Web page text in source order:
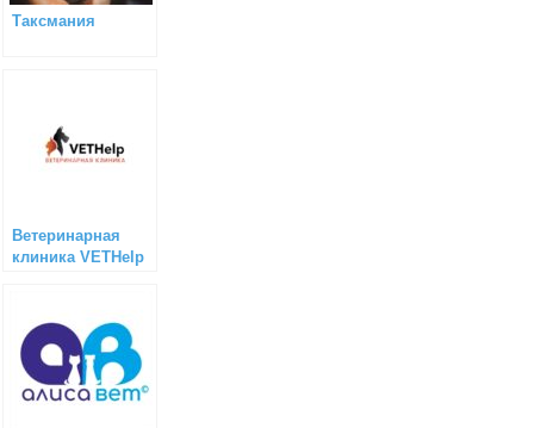
Таксмания
Ветеринарная
клиника VETHelp